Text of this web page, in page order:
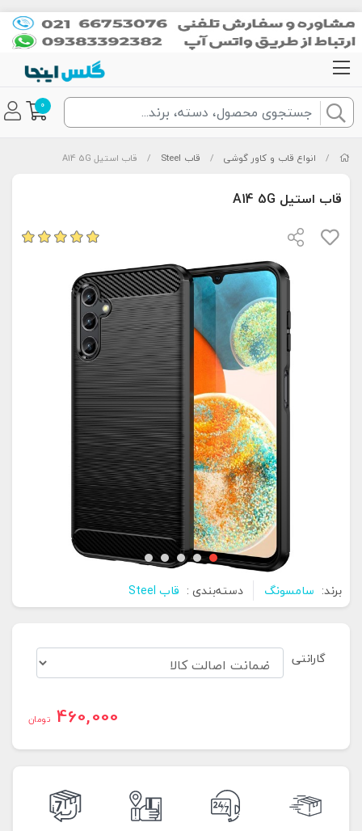
0
/ انواع قاب و کاور گوشی / قاب Steel / قاب استیل A14 5G
قاب استیل A14 5G
برند: سامسونگ دسته‌بندی : قاب Steel
گارانتی
460,000 تومان